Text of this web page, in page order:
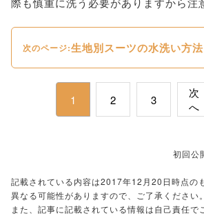
次のページ:生地別スーツの水洗い方
1 2 3
次
へ
初回公
記載されている内容は2017年12月20日時点の
異なる可能性がありますので、ご了承ください。
また、記事に記載されている情報は自己責任で